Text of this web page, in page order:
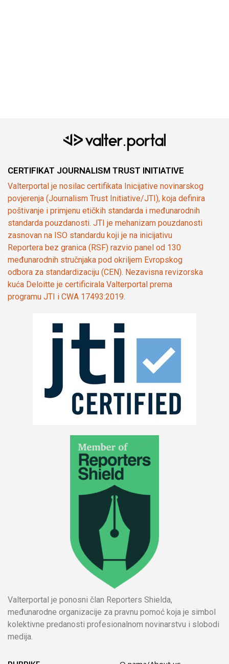
CERTIFIKAT JOURNALISM TRUST INITIATIVE
Valterportal je nosilac certifikata Inicijative novinarskog
povjerenja (Journalism Trust Initiative/JTI), koja definira
poštivanje i primjenu etičkih standarda i međunarodnih
standarda pouzdanosti. JTI je mehanizam pouzdanosti
zasnovan na ISO standardu koji je na inicijativu
Reportera bez granica (RSF) razvio panel od 130
međunarodnih stručnjaka pod okriljem Evropskog
odbora za standardizaciju (CEN). Nezavisna revizorska
kuća Deloitte je certificirala Valterportal prema
programu JTI i CWA 17493:2019.
Valterportal je ponosni član Reporters Shielda,
međunarodne organizacije za pravnu pomoć koja je simbol
kolektivne predanosti profesionalnom novinarstvu i slobodi
medija.